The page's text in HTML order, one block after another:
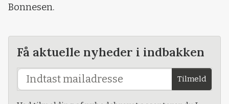
Bonnesen.
Få aktuelle nyheder i indbakken
Tilmeld